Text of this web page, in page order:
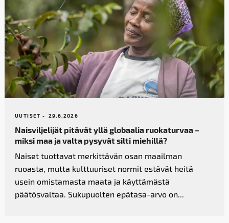
UUTISET - 29.6.2026
Naisviljelijät pitävät yllä globaalia ruokaturvaa –
miksi maa ja valta pysyvät silti miehillä?
Naiset tuottavat merkittävän osan maailman
ruoasta, mutta kulttuuriset normit estävät heitä
usein omistamasta maata ja käyttämästä
päätösvaltaa. Sukupuolten epätasa-arvo on...